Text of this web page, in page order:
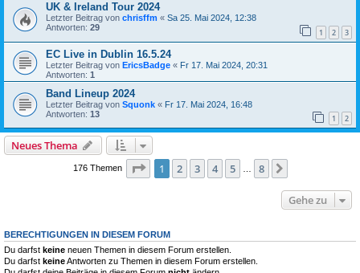
UK & Ireland Tour 2024
Letzter Beitrag von chrisffm « Sa 25. Mai 2024, 12:38
Antworten: 29 1 2 3
EC Live in Dublin 16.5.24
Letzter Beitrag von EricsBadge « Fr 17. Mai 2024, 20:31
Antworten: 1
Band Lineup 2024
Letzter Beitrag von Squonk « Fr 17. Mai 2024, 16:48
Antworten: 13 1 2
Neues Thema
176 Themen Seite 1von
1 2 3 4 5 … 8
Gehe zu
BERECHTIGUNGEN IN DIESEM FORUM
Du darfst keine neuen Themen in diesem Forum erstellen.
Du darfst keineAntworten zu Themen in diesem Forum erstellen.